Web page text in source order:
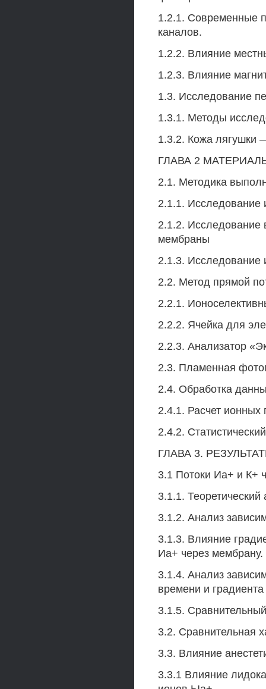
1.2.1. Современные
каналов.
1.2.2. Влияние
1.2.3. Влияние
1.3. Исследование
1.3.1. Методы
1.3.2. Кожа лягушки
ГЛАВА 2
2.1. Методика
2.1.1. Исследование
2.1.2. Исследование
мембраны
2.1.3. Исследование
2.2. Метод прямой
2.2.1.
2.2.2. Ячейка для
2.2.3. Анализатор
2.3. Пламенная
2.4. Обработка
2.4.1. Расчет ионных
2.4.2.
ГЛАВА 3.
3.1 Потоки Иа+ и К+
3.1.1.
3.1.2. Анализ
3.1.3. Влияние
Иа+ через мембрану.
3.1.4. Анализ
времени и
3.1.5.
3.2. Сравнительная
3.3. Влияние
3.3.1 Влияние